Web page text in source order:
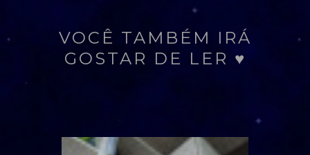
VOCÊ TAMBÉM IRÁ
GOSTAR DE LER ♥